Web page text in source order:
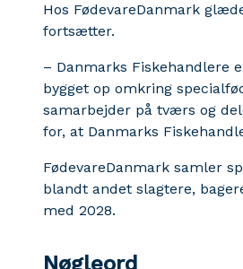
Hos FødevareDanmark
fortsætter.
– Danmarks Fiskehandlere
bygget op omkring
samarbejder på tværs og
for, at Danmarks
FødevareDanmark samler
blandt andet slagtere,
med 2028.
Nøgleord